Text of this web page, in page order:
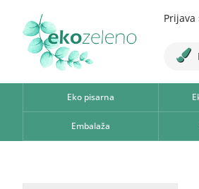
Prijava
Eko pisarna
Embalaža